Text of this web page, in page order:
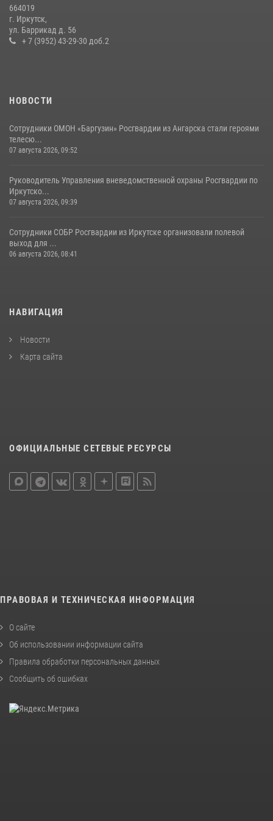
В Иркутской области состоится прямая линия по вопросам
поступления на службу в Росгвардию
664019
г. Иркутск,
ул. Баррикад д. 56
+ 7 (3952) 43-29-30 доб.2
НОВОСТИ
Сотрудники ОМОН «Баргузин» Росгвардии из Ангарска стали героями
телесю...
07 августа 2026, 09:52
Руководитель Управления вневедомственной охраны Росгвардии по
Иркутско...
07 августа 2026, 09:39
Сотрудники СОБР Росгвардии из Иркутске организовали полевой
выход для ...
06 августа 2026, 08:41
НАВИГАЦИЯ
Новости
Карта сайта
ОФИЦИАЛЬНЫЕ СЕТЕВЫЕ РЕСУРСЫ
ПРАВОВАЯ И ТЕХНИЧЕСКАЯ ИНФОРМАЦИЯ
О сайте
Об использовании информации сайта
Правила обработки персональных данных
Сообщить об ошибках